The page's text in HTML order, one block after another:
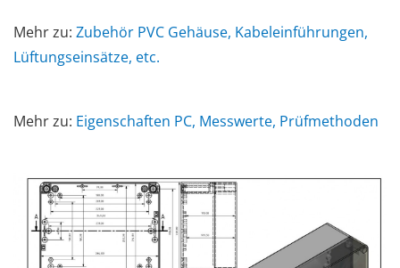
Mehr zu: Zubehör PVC Gehäuse, Kabeleinführungen,
Lüftungseinsätze, etc.
Mehr zu: Eigenschaften PC, Messwerte, Prüfmethoden